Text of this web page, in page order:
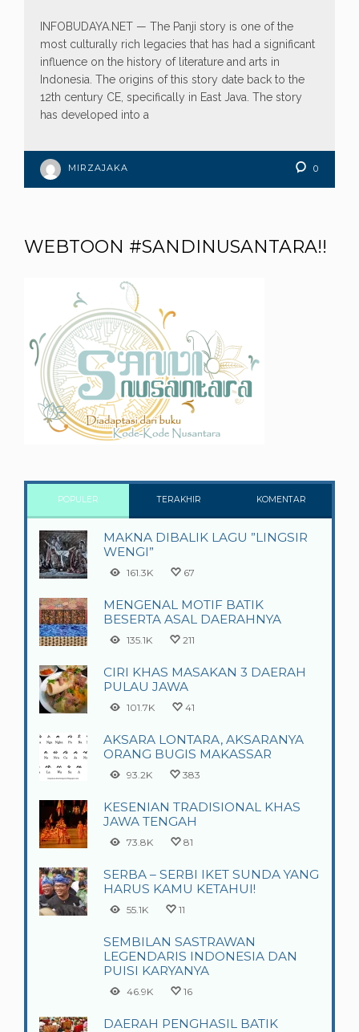
INFOBUDAYA.NET — The Panji story is one of the
most culturally rich legacies that has had a significant
influence on the history of literature and arts in
Indonesia. The origins of this story date back to the
12th century CE, specifically in East Java. The story
has developed into a
MIRZAJAKA 0
WEBTOON #SANDINUSANTARA!!
POPULER TERAKHIR KOMENTAR
MAKNA DIBALIK LAGU ”LINGSIR
WENGI”
161.3K 67
MENGENAL MOTIF BATIK
BESERTA ASAL DAERAHNYA
135.1K 211
CIRI KHAS MASAKAN 3 DAERAH
PULAU JAWA
101.7K 41
AKSARA LONTARA, AKSARANYA
ORANG BUGIS MAKASSAR
93.2K 383
KESENIAN TRADISIONAL KHAS
JAWA TENGAH
73.8K 81
SERBA – SERBI IKET SUNDA YANG
HARUS KAMU KETAHUI!
55.1K 11
SEMBILAN SASTRAWAN
LEGENDARIS INDONESIA DAN
PUISI KARYANYA
46.9K 16
DAERAH PENGHASIL BATIK